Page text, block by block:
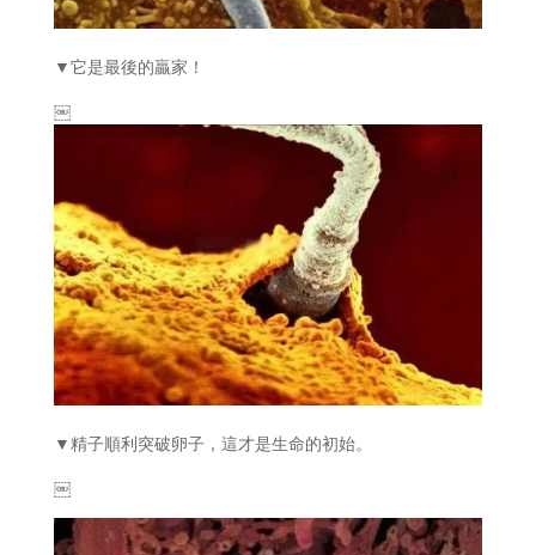
▼它是最後的贏家！
￼
▼精子順利突破卵子，這才是生命的初始。
￼